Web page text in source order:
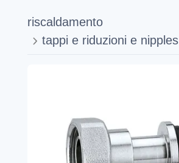
riscaldamento
tappi e riduzioni e nipples